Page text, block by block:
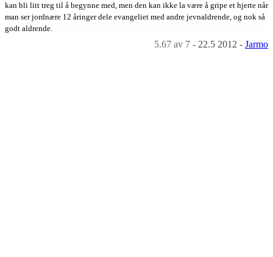
kan bli litt treg til å begynne med, men den kan ikke la være å gripe et hjerte når
man ser jordnære 12 åringer dele evangeliet med andre jevnaldrende, og nok så
godt aldrende.
5.67 av 7 - 22.5 2012 - Jarmo